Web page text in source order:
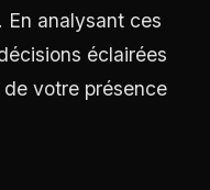
En analysant ces
éclairées
votre présence